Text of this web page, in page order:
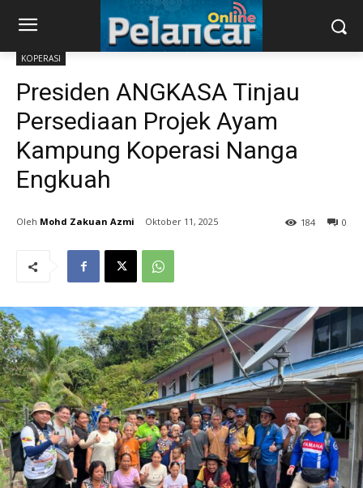
KOPERASI
Presiden ANGKASA Tinjau
Persediaan Projek Ayam
Kampung Koperasi Nanga
Engkuah
Mohd Zakuan Azmi Oktober 11, 2025 0
184